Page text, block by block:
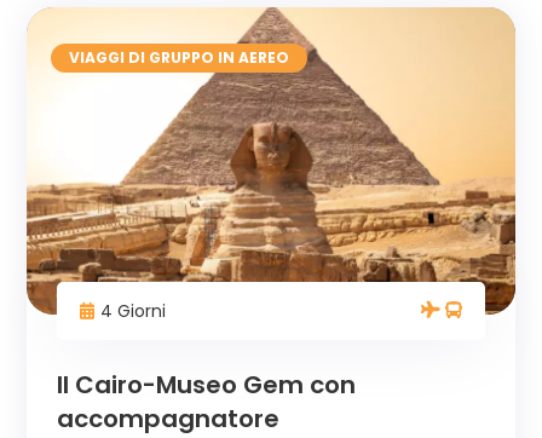
VIAGGI DI GRUPPO IN AEREO
4 Giorni
Il Cairo-Museo Gem con
accompagnatore